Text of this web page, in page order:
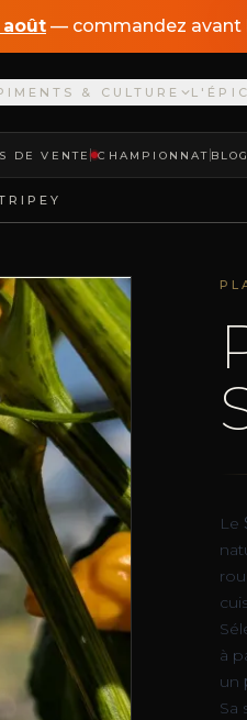
août — commandez avant
& CULTURE
DE VENTE CHAMPIONNAT BLOG
Le
à
un
Sa